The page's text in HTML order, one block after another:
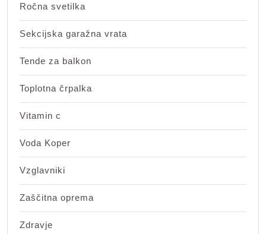
Ročna svetilka
Sekcijska garažna vrata
Tende za balkon
Toplotna črpalka
Vitamin c
Voda Koper
Vzglavniki
Zaščitna oprema
Zdravje